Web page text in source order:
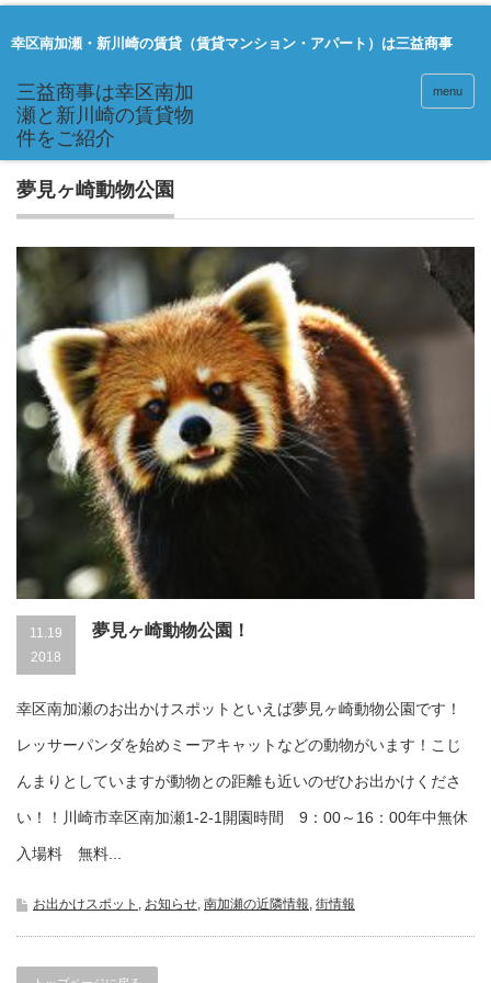
幸区南加瀬・新川崎の賃貸（賃貸マンション・アパート）は三益商事
menu
夢見ヶ崎動物公園
11.19
2018
夢見ヶ崎動物公園！
幸区南加瀬のお出かけスポットといえば夢見ヶ崎動物公園です！
レッサーパンダを始めミーアキャットなどの動物がいます！こじ
んまりとしていますが動物との距離も近いのぜひお出かけくださ
い！！川崎市幸区南加瀬1-2-1開園時間 9：00～16：00年中無休
入場料 無料...
お出かけスポット お知らせ 南加瀬の近隣情報 街情報